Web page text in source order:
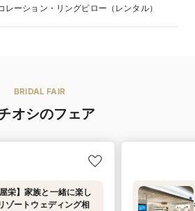
レーション・リングピロー（レンタル）
BRIDAL FAIR
オシのフェア
屋栄】家族と一緒に楽し
ゾートウェディング相